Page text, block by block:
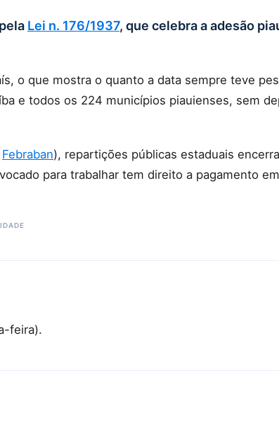
Lei n. 176/1937, que celebra a adesão
o que mostra o quanto a data sempre teve
e todos os 224 municípios piauienses, sem
Febraban), repartições públicas estaduais
para trabalhar tem direito a pagamento
feira).